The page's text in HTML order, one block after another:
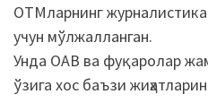
ОТМларнинг
учун мўлжалланган.
Унда ОАВ ва фуқаролар
ўзига хос баъзи